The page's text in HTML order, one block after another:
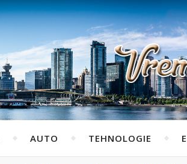
AUTO TEHNOLOGIE